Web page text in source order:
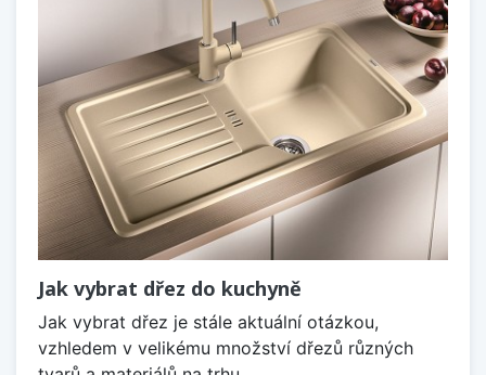
Jak vybrat dřez do kuchyně
Jak vybrat dřez je stále aktuální otázkou,
vzhledem v velikému množství dřezů různých